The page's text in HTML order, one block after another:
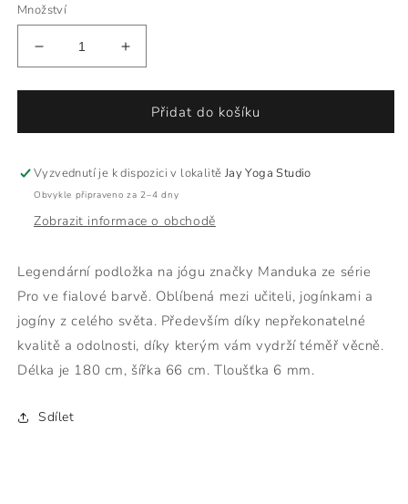
Množství
množství
produktu
Manduka
6mm
fialová
Zvýšit
množství
produktu
Jógamatka
Manduka
6mm
fialová
Přidat do košíku
Vyzvednutí je k dispozici v lokalitě Jay Yoga Studio
Obvykle připraveno za 2–4 dny
Zobrazit informace o obchodě
Legendární podložka na jógu značky Manduka ze série
Pro ve fialové barvě. Oblíbená mezi učiteli, jogínkami a
jogíny z celého světa. Především díky nepřekonatelné
kvalitě a odolnosti, díky kterým vám vydrží téměř věcně.
Délka je 180 cm, šířka 66 cm. Tloušťka 6 mm.
Sdílet